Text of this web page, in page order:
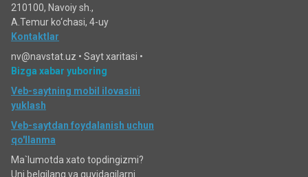
210100, Navoiy sh.,
A.Temur ko‘chаsi, 4-uy
Kontaktlar
nv@navstat.uz • Sayt xaritasi •
Bizga xabar yuboring
Veb-saytning mobil ilovasini
yuklash
Veb-saytdan foydalanish uchun
qo'llanma
Ma`lumotda xato topdingizmi?
Uni belgilang va quyidagilarni